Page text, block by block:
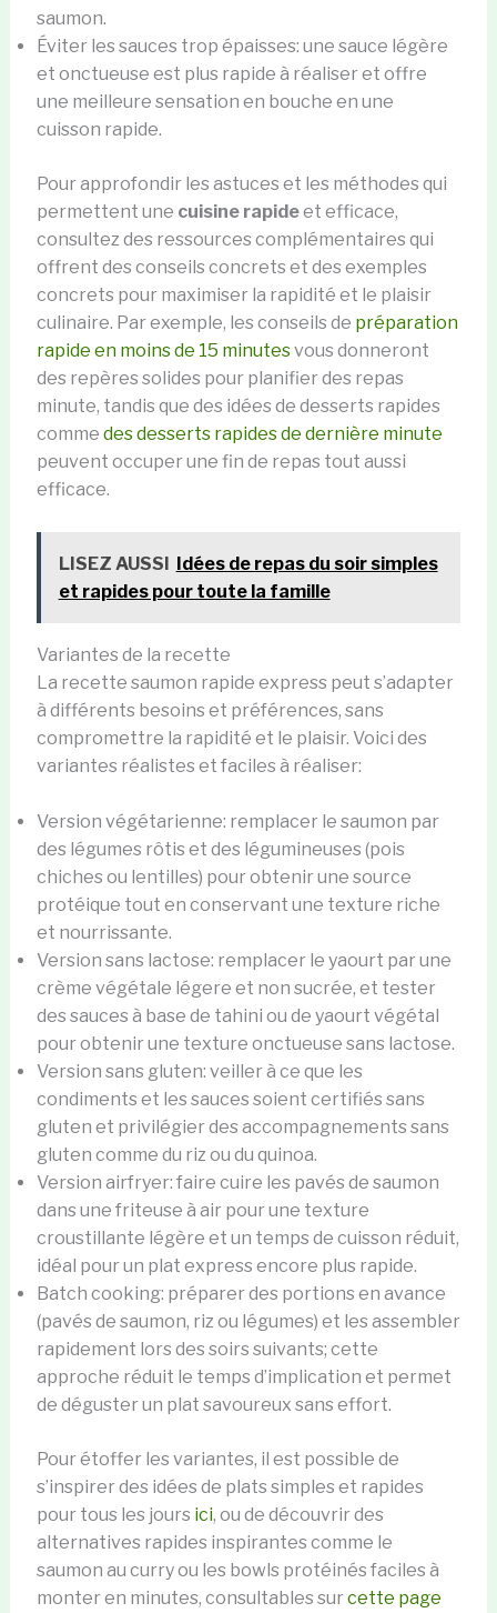
saumon.
Éviter les sauces trop épaisses: une sauce légère
et onctueuse est plus rapide à réaliser et offre
une meilleure sensation en bouche en une
cuisson rapide.
Pour approfondir les astuces et les méthodes qui
permettent une cuisine rapideet efficace,
consultez des ressources complémentaires qui
offrent des conseils concrets et des exemples
concrets pour maximiser la rapidité et le plaisir
culinaire. Par exemple, les conseils de préparation
rapide en moins de 15 minutesvous donneront
des repères solides pour planifier des repas
minute, tandis que des idées de desserts rapides
comme des desserts rapides de dernière minute
peuvent occuper une fin de repas tout aussi
efficace.
LISEZ AUSSI Idées de repas du soir simples
et rapides pour toute la famille
Variantes de la recette
La recette saumon rapide express peut s’adapter
à différents besoins et préférences, sans
compromettre la rapidité et le plaisir. Voici des
variantes réalistes et faciles à réaliser:
Version végétarienne: remplacer le saumon par
des légumes rôtis et des légumineuses (pois
chiches ou lentilles) pour obtenir une source
protéique tout en conservant une texture riche
et nourrissante.
Version sans lactose: remplacer le yaourt par une
crème végétale légere et non sucrée, et tester
des sauces à base de tahini ou de yaourt végétal
pour obtenir une texture onctueuse sans lactose.
Version sans gluten: veiller à ce que les
condiments et les sauces soient certifiés sans
gluten et privilégier des accompagnements sans
gluten comme du riz ou du quinoa.
Version airfryer: faire cuire les pavés de saumon
dans une friteuse à air pour une texture
croustillante légère et un temps de cuisson réduit,
idéal pour un plat express encore plus rapide.
Batch cooking: préparer des portions en avance
(pavés de saumon, riz ou légumes) et les assembler
rapidement lors des soirs suivants; cette
approche réduit le temps d’implication et permet
de déguster un plat savoureux sans effort.
Pour étoffer les variantes, il est possible de
s’inspirer des idées de plats simples et rapides
pour tous les jours ici, ou de découvrir des
alternatives rapides inspirantes comme le
saumon au curry ou les bowls protéinés faciles à
monter en minutes, consultables surcette page